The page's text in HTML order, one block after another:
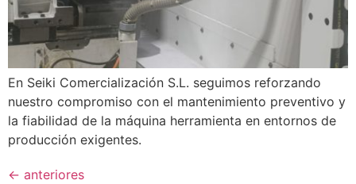
En Seiki Comercialización S.L. seguimos reforzando
nuestro compromiso con el mantenimiento preventivo y
la fiabilidad de la máquina herramienta en entornos de
producción exigentes.
← anteriores